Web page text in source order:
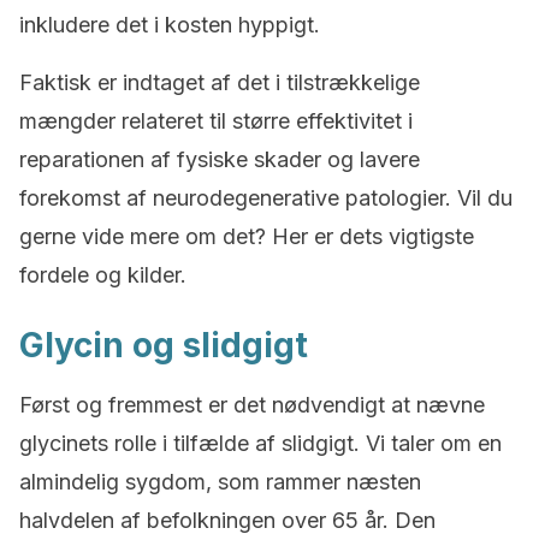
inkludere det i kosten hyppigt.
Faktisk er indtaget af det i tilstrækkelige
mængder relateret til større effektivitet i
reparationen af fysiske skader og lavere
forekomst af neurodegenerative patologier. Vil du
gerne vide mere om det? Her er dets vigtigste
fordele og kilder.
Glycin og slidgigt
Først og fremmest er det nødvendigt at nævne
glycinets rolle i tilfælde af slidgigt. Vi taler om en
almindelig sygdom, som rammer næsten
halvdelen af befolkningen over 65 år. Den